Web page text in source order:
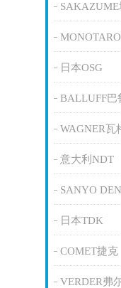
SAKAZUME
日本OSG
BALLUFF巴
WAGNER瓦
意大利NDT
SANYO
日本TDK
COMET捷克
VERDER弗